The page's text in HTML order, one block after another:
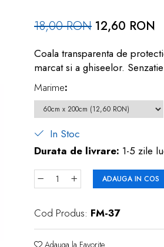
18,00 RON 12,60 RON
Coala transparenta de
marcat si a ghiseelor.
Marime:
In Stoc
Durata de livrare: 1-5 zile
ADAUGA IN COS
Cod Produs: FM-37
Adauga la Favorite